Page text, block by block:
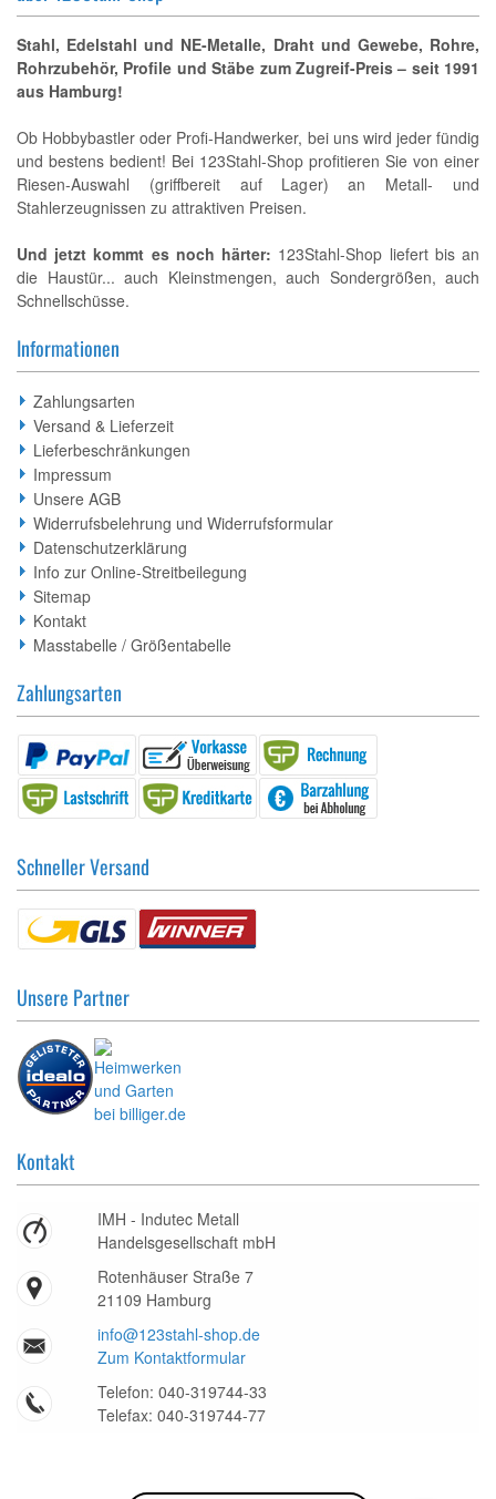
Stahl, Edelstahl und NE-Metalle, Draht und Gewebe, Rohre,
Rohrzubehör, Profile und Stäbe zum Zugreif-Preis – seit 1991
aus Hamburg!
Ob Hobbybastler oder Profi-Handwerker, bei uns wird jeder fündig
und bestens bedient! Bei 123Stahl-Shop profitieren Sie von einer
Riesen-Auswahl (griffbereit auf Lager) an Metall- und
Stahlerzeugnissen zu attraktiven Preisen.
Und jetzt kommt es noch härter: 123Stahl-Shop liefert bis an
die Haustür... auch Kleinstmengen, auch Sondergrößen, auch
Schnellschüsse.
Informationen
Zahlungsarten
Versand & Lieferzeit
Lieferbeschränkungen
Impressum
Unsere AGB
Widerrufsbelehrung und Widerrufsformular
Datenschutzerklärung
Info zur Online-Streitbeilegung
Sitemap
Kontakt
Masstabelle / Größentabelle
Zahlungsarten
Schneller Versand
Unsere Partner
Kontakt
IMH - Indutec Metall
Handelsgesellschaft mbH
Rotenhäuser Straße 7
21109 Hamburg
info@123stahl-shop.de
Zum Kontaktformular
Telefon: 040-319744-33
Telefax: 040-319744-77